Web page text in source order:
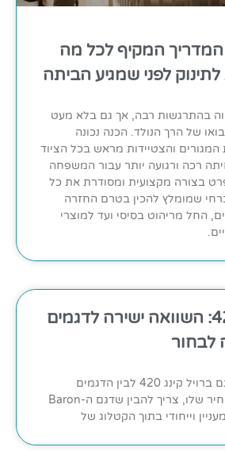
המדריך המקיף לכל מה
לפני שמגיע הביתה
בהתרגשות רבה, אך גם בלא מעט
של הרך הנולד. הכנה נכונה
המגורים והצטיידות מראש בכל הציוד
רכה ורגועה יותר עבור המשפחה
בצורה מקצועית ומסודרת את כל
שמומלץ להכין בטרם החזרה
החל מריהוט בסיסי ועד למוצרי
ברויל קינג 420: השוואה ישירה לדגמים
לבחור
מי שמתלבט בין דגם ברויל קינג 420 לבין הדגמים
האחרים בטווח המחיר שלו, צריך להבין שדגם ה-Baron